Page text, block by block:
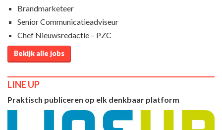
Brandmarketeer
Senior Communicatieadviseur
Chef Nieuwsredactie – PZC
Bekijk alle jobs
LINE UP
Praktisch publiceren op elk denkbaar platform